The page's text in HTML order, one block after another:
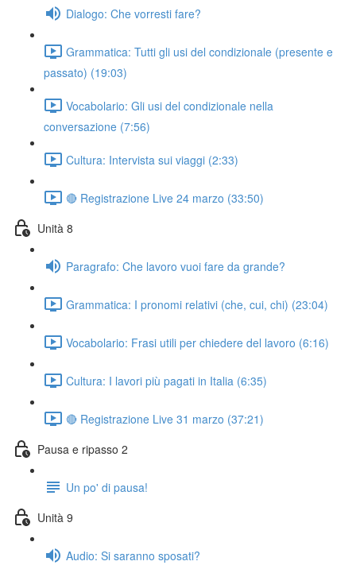
Dialogo: Che vorresti fare?
Grammatica: Tutti gli usi del condizionale (presente e
passato) (19:03)
Vocabolario: Gli usi del condizionale nella
conversazione (7:56)
Cultura: Intervista sui viaggi (2:33)
🔴 Registrazione Live 24 marzo (33:50)
Unità 8
Paragrafo: Che lavoro vuoi fare da grande?
Grammatica: I pronomi relativi (che, cui, chi) (23:04)
Vocabolario: Frasi utili per chiedere del lavoro (6:16)
Cultura: I lavori più pagati in Italia (6:35)
🔴 Registrazione Live 31 marzo (37:21)
Pausa e ripasso 2
Un po' di pausa!
Unità 9
Audio: Si saranno sposati?